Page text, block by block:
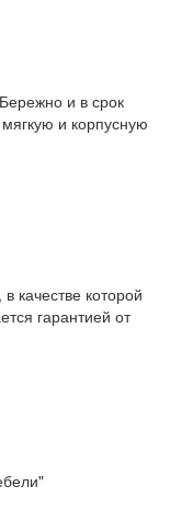
и в срок
и корпусную
качестве которой
гарантией от